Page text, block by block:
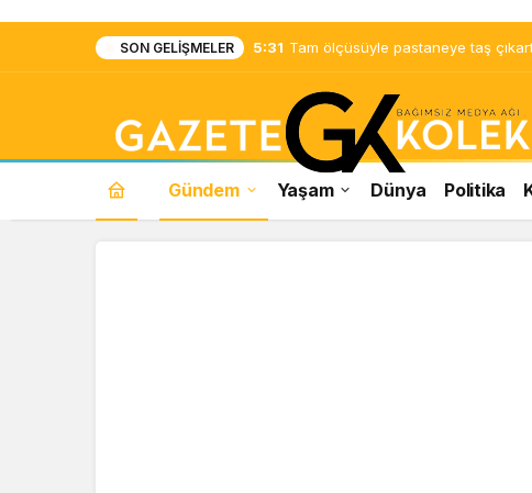
SON GELIŞMELER 5:31 Tam ölçüsüyle pastaneye taş
Gündem Yaşam Dünya Politika